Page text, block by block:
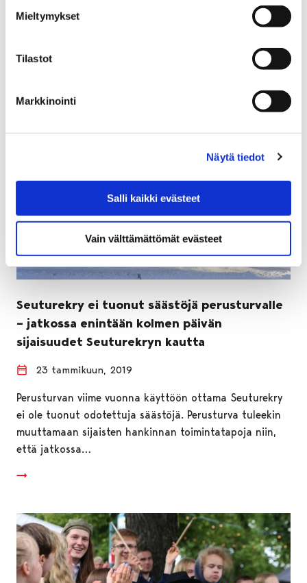
Mieltymykset
Tilastot
Markkinointi
Näytä tiedot
Salli kaikki evästeet
Vain välttämättömät evästeet
Beethovenista -konserttisarjan ensimmäisen osan
alttoviulistina toimii Alexander Zemtsov.
Seuturekry ei tuonut säästöjä perusturvalle
– jatkossa enintään kolmen päivän
sijaisuudet Seuturekryn kautta
23 tammikuun, 2019
Perusturvan viime vuonna käyttöön ottama Seuturekry
ei ole tuonut odotettuja säästöjä. Perusturva tuleekin
muuttamaan sijaisten hankinnan toimintatapoja niin,
että jatkossa…